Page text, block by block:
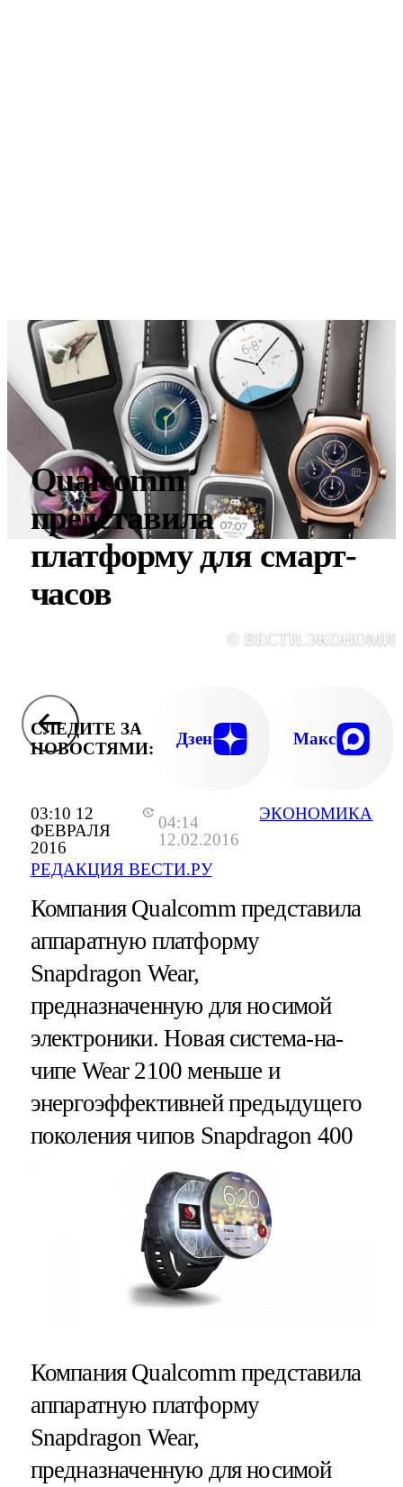
03:10 12
ФЕВРАЛЯ
2016
04:14
12.02.2016
РЕДАКЦИЯ ВЕСТИ.РУ
ЭКОНОМИКА
Qualcomm
представила
платформу для смарт-
часов
©
СЛЕДИТЕ ЗА
НОВОСТЯМИ:
Дзен Макс
Компания Qualcomm представила
аппаратную платформу
Snapdragon Wear,
предназначенную для носимой
электроники. Новая система-на-
чипе Wear 2100 меньше и
энергоэффективней предыдущего
поколения чипов Snapdragon 400
Компания Qualcomm представила
аппаратную платформу
Snapdragon Wear,
предназначенную для носимой